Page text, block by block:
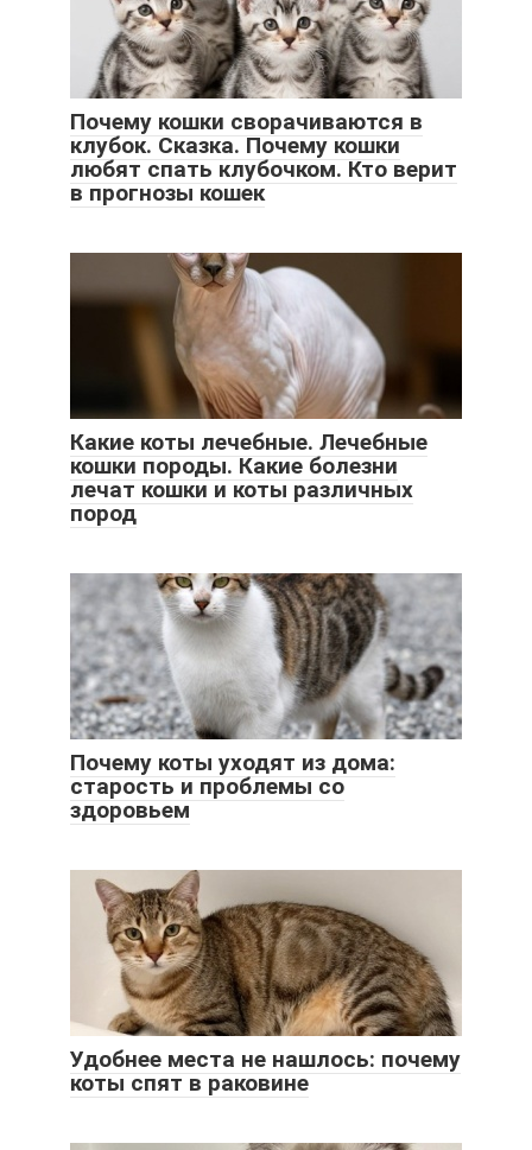
Почему кошки сворачиваются в
клубок. Сказка. Почему кошки
любят спать клубочком. Кто верит
в прогнозы кошек
Какие коты лечебные. Лечебные
кошки породы. Какие болезни
лечат кошки и коты различных
пород
Почему коты уходят из дома:
старость и проблемы со
здоровьем
Удобнее места не нашлось: почему
коты спят в раковине